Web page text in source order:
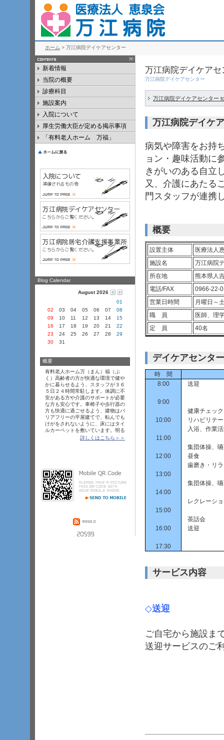
ホーム > 万江病院デイケアセンター
万江病院デイケアセ
万江病院デイケアセンター
万江病院デイケアセンター
万江病院デイケ
病気や障害をお持
ョン・趣味活動に
きがいのある自立
又、介護にあたる
門スタッフが連携
概要
設置主体
医療法人
施設名
万江病院
所在地
熊本県人
電話/FAX
0966-22-
営業日時間
月曜日～
職 員
医師、理
定 員
40名
デイケアセンタ
時 間
8:00
送迎
9:00
健康チェッ
10:00
リハビリテ
入浴、作業
11:00
集団体操、
12:00
昼食
歯磨き・リ
13:00
集団体操、
14:00
レクレーシ
15:00
茶話会
16:00
送迎
17:30
サービス内容
◇送迎
ご自宅から施設ま
送迎サービスのご
新着情報
当院の概要
診療科目
施設案内
入院について
厚生労働大臣が定める掲示事項
「有料老人ホーム 万福」
Blog Calendar
August 2026
01
02
03 04 05 06 07
08
09
10 11 12 13 14
15
16
17 18 19 20 21
22
23
24 25 26 27 28
29
30
31
概要
有料老人ホーム万（まん）福（ぷ
く）高齢者の方が快適な環境で健や
かに暮らせるよう、スタッフが３６
５日２４時間常駐します。体調に不
安がある方や介護のサポートが必要
な方も安心です。車椅子や歩行器の
方も快適に過ごせるよう、建物はバ
リアフリーの平屋建てで、転んでも
けがをされないように、床にはタイ
ルカーペットを敷いています。明る
く清潔感のあるワンルームタイプの
ので、緊急対応時のサポートも安心
です。食事は、毎食管理栄養士によ
る献立で、かかりつけ医からの食事
箋にも対応しております。季節に応
じてイベント．
­．
詳しくはこちら＞＞